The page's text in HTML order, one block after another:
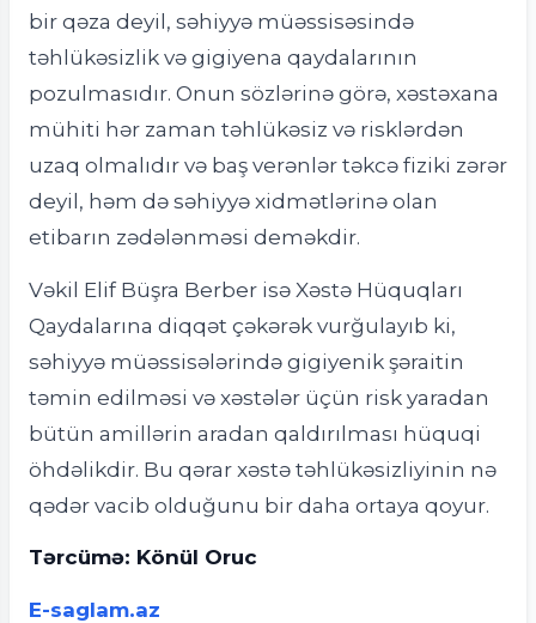
bir qəza deyil, səhiyyə müəssisəsində
təhlükəsizlik və gigiyena qaydalarının
pozulmasıdır. Onun sözlərinə görə, xəstəxana
mühiti hər zaman təhlükəsiz və risklərdən
uzaq olmalıdır və baş verənlər təkcə fiziki zərər
deyil, həm də səhiyyə xidmətlərinə olan
etibarın zədələnməsi deməkdir.
Vəkil Elif Büşra Berber isə Xəstə Hüquqları
Qaydalarına diqqət çəkərək vurğulayıb ki,
səhiyyə müəssisələrində gigiyenik şəraitin
təmin edilməsi və xəstələr üçün risk yaradan
bütün amillərin aradan qaldırılması hüquqi
öhdəlikdir. Bu qərar xəstə təhlükəsizliyinin nə
qədər vacib olduğunu bir daha ortaya qoyur.
Tərcümə: Könül Oruc
E-saglam.az